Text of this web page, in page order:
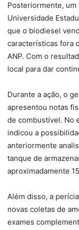
Posteriormente,
Universidade
que o biodiesel
características fora
ANP. Com o
local para dar
Durante a ação, o
apresentou notas
de combustível. No
indicou a
anteriormente
tanque de
aproximadamente
Além disso, a
novas coletas de
exames